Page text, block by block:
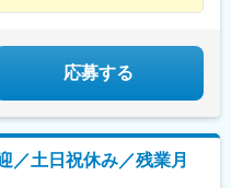
公園駅(北海道)、西飾磨駅、土
駅、佐賀駅、千川駅、南郷１８
、高塚駅、南大分駅、倉見駅、折
、竹下駅、矢向駅、豊明駅、赤嶺
岡駅、入谷駅(神奈川県)、小古
町駅、塩釜口駅、漆山駅(山形
応募する
／土日祝休み／残業月